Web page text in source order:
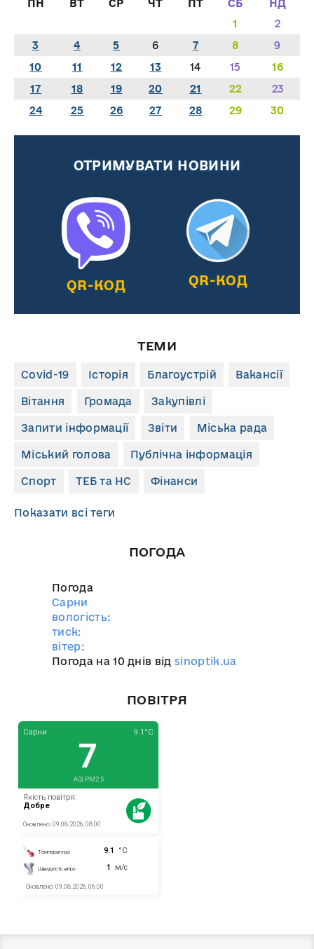
ПН ВТ СР ЧТ ПТ СБ
НД
1
2
3
4 5 6 7 8
9
10
11 12 13 14 15
16
17
18 19 20 21 22
23
24
25 26 27 28 29 30
ОТРИМУВАТИ НОВИНИ
QR-КОД QR-КОД
ТЕМИ
Covid-19 Історія Благоустрій Вакансії
Вітання Громада Закупівлі
Запити інформації Звіти Міська рада
Міський голова Публічна інформація
Спорт ТЕБ та НС Фінанси
Показати всі теги
ПОГОДА
Погода
Сарни
вологість:
тиск:
вітер:
Погода на 10 днів відsinoptik.ua
ПОВІТРЯ